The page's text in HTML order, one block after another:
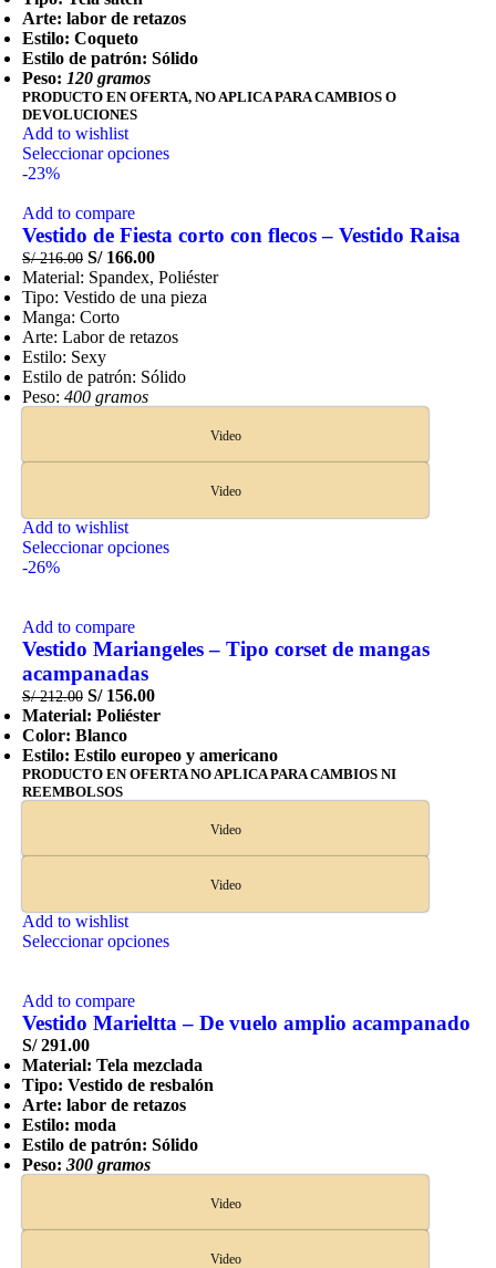
Arte: labor de retazos
Estilo: Coqueto
Estilo de patrón: Sólido
Peso: 120 gramos
PRODUCTO EN OFERTA, NO APLICA PARA CAMBIOS O
DEVOLUCIONES
Add to wishlist
Seleccionar opciones
-23%
Add to compare
Vestido de Fiesta corto con flecos – Vestido Raisa
S/216.00 S/166.00
Material: Spandex, Poliéster
Tipo: Vestido de una pieza
Manga: Corto
Arte: Labor de retazos
Estilo: Sexy
Estilo de patrón: Sólido
Peso: 400 gramos
Video
Video
Add to wishlist
Seleccionar opciones
-26%
Add to compare
Vestido Mariangeles – Tipo corset de mangas
acampanadas
S/212.00 S/156.00
Material: Poliéster
Color: Blanco
Estilo: Estilo europeo y americano
PRODUCTO EN OFERTA NO APLICA PARA CAMBIOS NI
REEMBOLSOS
Video
Video
Add to wishlist
Seleccionar opciones
Add to compare
Vestido Marieltta – De vuelo amplio acampanado
S/291.00
Material: Tela mezclada
Tipo: Vestido de resbalón
Arte: labor de retazos
Estilo: moda
Estilo de patrón: Sólido
Peso: 300 gramos
Video
Video